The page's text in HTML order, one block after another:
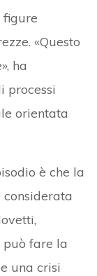
figure
«Questo
ha
processi
orientata
è che la
fare la
una crisi